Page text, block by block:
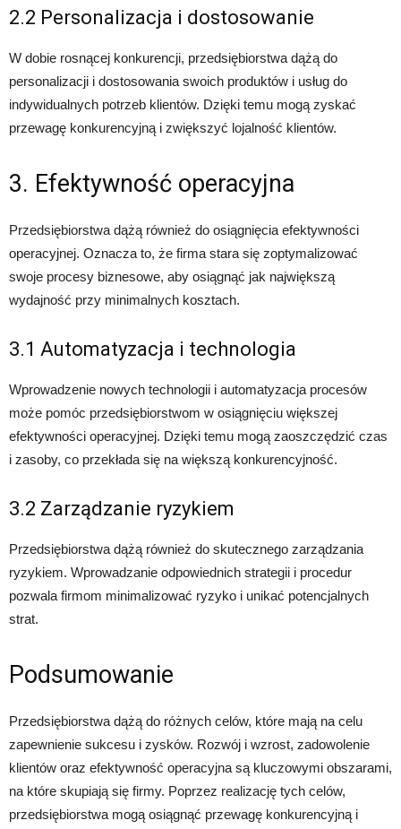
2.2 Personalizacja i dostosowanie
W dobie rosnącej konkurencji, przedsiębiorstwa dążą do
personalizacji i dostosowania swoich produktów i usług do
indywidualnych potrzeb klientów. Dzięki temu mogą zyskać
przewagę konkurencyjną i zwiększyć lojalność klientów.
3. Efektywność operacyjna
Przedsiębiorstwa dążą również do osiągnięcia efektywności
operacyjnej. Oznacza to, że firma stara się zoptymalizować
swoje procesy biznesowe, aby osiągnąć jak największą
wydajność przy minimalnych kosztach.
3.1 Automatyzacja i technologia
Wprowadzenie nowych technologii i automatyzacja procesów
może pomóc przedsiębiorstwom w osiągnięciu większej
efektywności operacyjnej. Dzięki temu mogą zaoszczędzić czas
i zasoby, co przekłada się na większą konkurencyjność.
3.2 Zarządzanie ryzykiem
Przedsiębiorstwa dążą również do skutecznego zarządzania
ryzykiem. Wprowadzanie odpowiednich strategii i procedur
pozwala firmom minimalizować ryzyko i unikać potencjalnych
strat.
Podsumowanie
Przedsiębiorstwa dążą do różnych celów, które mają na celu
zapewnienie sukcesu i zysków. Rozwój i wzrost, zadowolenie
klientów oraz efektywność operacyjna są kluczowymi obszarami,
na które skupiają się firmy. Poprzez realizację tych celów,
przedsiębiorstwa mogą osiągnąć przewagę konkurencyjną i